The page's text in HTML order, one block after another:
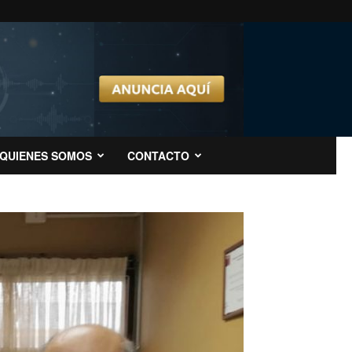
QUIENES SOMOS CONTACTO